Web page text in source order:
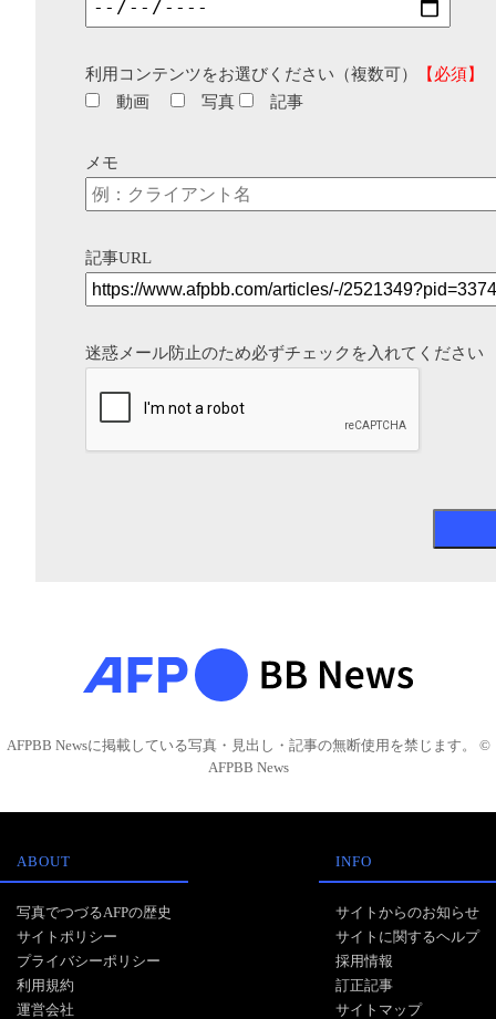
利用コンテンツをお選びください（複数可）
【必須】
動画
写真 記事
メモ
記事URL
迷惑メール防止のため必ずチェックを入れてください
AFPBB Newsに掲載している写真・見出し・記事の無断使用を禁じます。 ©
AFPBB News
ABOUT
写真でつづるAFPの歴史
サイトポリシー
プライバシーポリシー
利用規約
運営会社
INFO
サイトからのお知らせ
サイトに関するヘルプ
採用情報
訂正記事
サイトマップ